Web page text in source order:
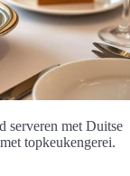
serveren met Duitse
topkeukengerei.